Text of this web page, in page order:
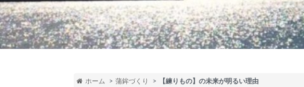
ホーム 蒲鉾づくり 【練りもの】の未来が明るい理由